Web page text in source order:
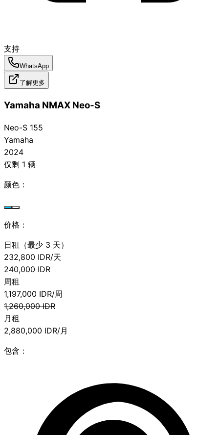
支持
WhatsApp
了解更多
Yamaha NMAX Neo‑S
Neo-S 155
Yamaha
2024
仅剩 1 辆
颜色：
价格：
日租（最少 3 天）
232,800 IDR/天
240,000 IDR
周租
1,197,000 IDR/周
1,260,000 IDR
月租
2,880,000 IDR/月
包含：